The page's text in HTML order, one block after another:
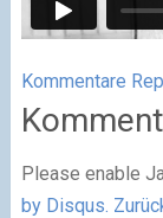
Kommentare
Please enable
by Disqus.